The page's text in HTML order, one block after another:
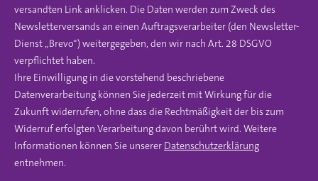
versandten Link anklicken. Die Daten werden zum Zweck des
Newsletterversands an einen Auftragsverarbeiter (den Newsletter-
Dienst „Brevo“) weitergegeben, den wir nach Art. 28 DSGVO
verpflichtet haben.
Ihre Einwilligung in die vorstehend beschriebene
Datenverarbeitung können Sie jederzeit mit Wirkung für die
Zukunft widerrufen, ohne dass die Rechtmäßigkeit der bis zum
Widerruf erfolgten Verarbeitung davon berührt wird. Weitere
Informationen können Sie unserer Datenschutzerklärung
entnehmen.